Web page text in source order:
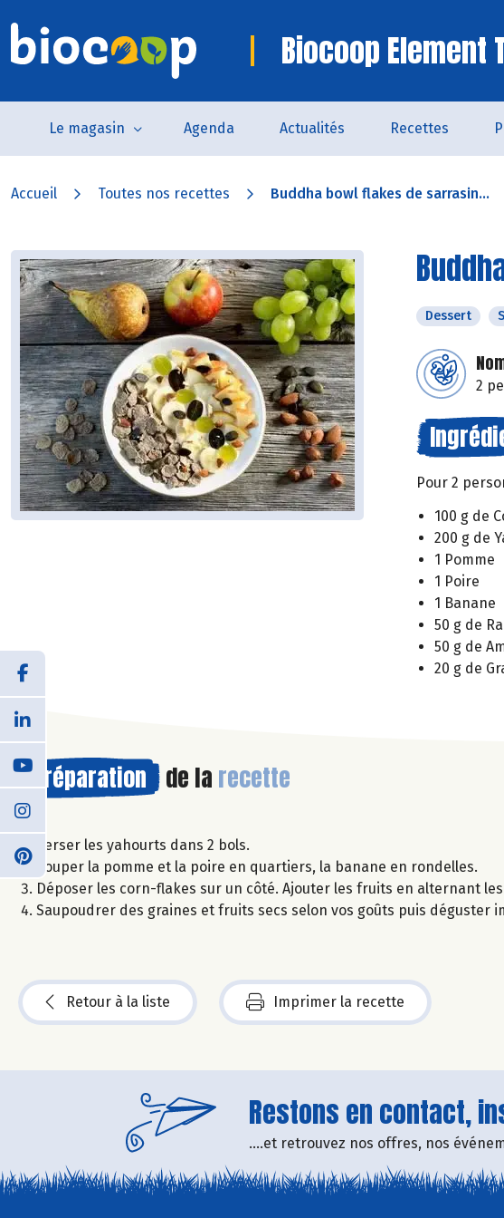
Biocoop Element
Le magasin Agenda Actualités Recettes
Accueil Toutes nos recettes Buddha bowl flakes de sarrasin...
Dessert
2
Pour 2
100 g de
200 g de
1 Pomme
1 Poire
1 Banane
50 g de
50 g de
20 g de
Préparation de la recette
Verser les yahourts dans 2 bols.
Couper la pomme et la poire en quartiers, la banane en rondelles.
Déposer les corn-flakes sur un côté. Ajouter les fruits en alternant
Saupoudrer des graines et fruits secs selon vos goûts puis déguster
Retour à la liste Imprimer la recette
Restons en contact,
....et retrouvez nos offres, nos